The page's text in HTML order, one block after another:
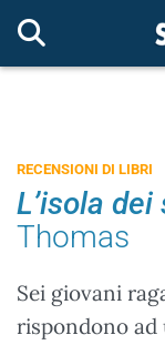
RECENSIONI DI LIBRI
L’isola
Thomas
Sei giovani
rispondono ad